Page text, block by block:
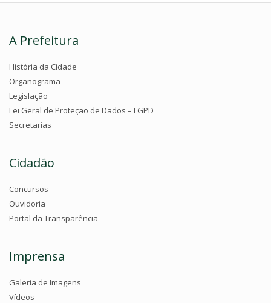
A Prefeitura
História da Cidade
Organograma
Legislação
Lei Geral de Proteção de Dados – LGPD
Secretarias
Cidadão
Concursos
Ouvidoria
Portal da Transparência
Imprensa
Galeria de Imagens
Vídeos